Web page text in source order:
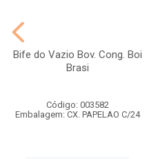
Bife do Vazio Bov. Cong. Boi
Brasi
Código: 003582
Embalagem: CX. PAPELAO C/24